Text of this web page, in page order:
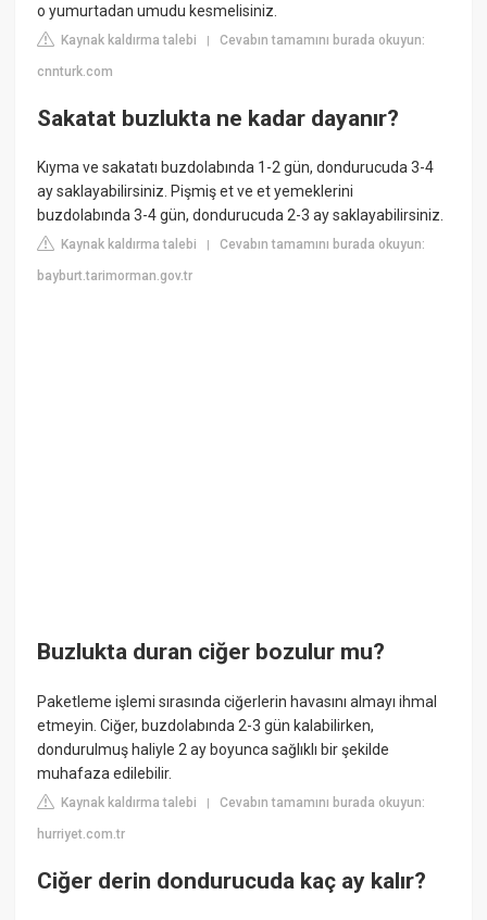
o yumurtadan umudu kesmelisiniz.
Kaynak kaldırma talebi |Cevabın tamamını burada okuyun:
cnnturk.com
Sakatat buzlukta ne kadar dayanır?
Kıyma ve sakatatı buzdolabında 1-2 gün, dondurucuda 3-4
ay saklayabilirsiniz. Pişmiş et ve et yemeklerini
buzdolabında 3-4 gün, dondurucuda 2-3 ay saklayabilirsiniz.
Kaynak kaldırma talebi |Cevabın tamamını burada okuyun:
bayburt.tarimorman.gov.tr
Buzlukta duran ciğer bozulur mu?
Paketleme işlemi sırasında ciğerlerin havasını almayı ihmal
etmeyin. Ciğer, buzdolabında 2-3 gün kalabilirken,
dondurulmuş haliyle 2 ay boyunca sağlıklı bir şekilde
muhafaza edilebilir.
Kaynak kaldırma talebi |Cevabın tamamını burada okuyun:
hurriyet.com.tr
Ciğer derin dondurucuda kaç ay kalır?